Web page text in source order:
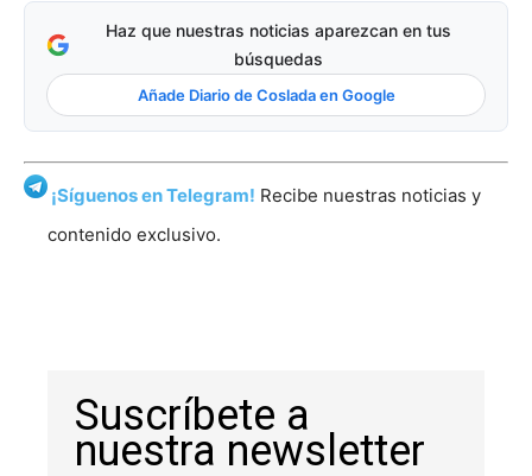
Haz que nuestras noticias aparezcan en tus
búsquedas
Añade Diario de Coslada en Google
¡Síguenos en Telegram! Recibe nuestras noticias y
contenido exclusivo.
Suscríbete a
nuestra newsletter